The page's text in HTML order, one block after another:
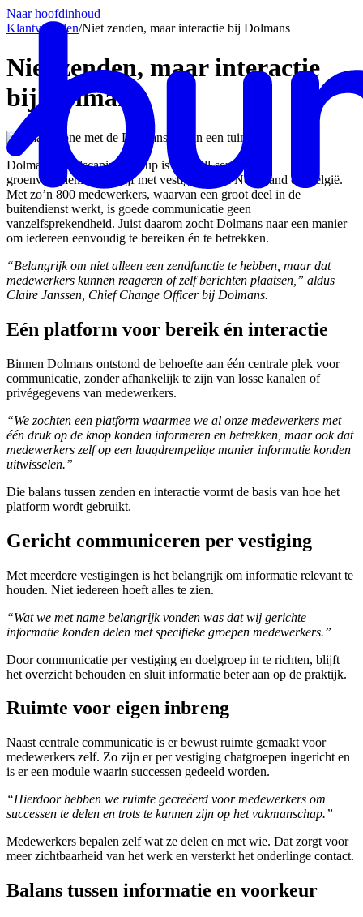
Naar hoofdinhoud
Klantverhalen/Niet zenden, maar interactie bij Dolmans
Niet zenden, maar interactie
bij Dolmans
Dolmans Landscaping Group is een full-service
groenvoorzieningsbedrijf met vestigingen in Nederland en België.
Met zo’n 800 medewerkers, waarvan een groot deel in de
buitendienst werkt, is goede communicatie geen
vanzelfsprekendheid. Juist daarom zocht Dolmans naar een manier
om iedereen eenvoudig te bereiken én te betrekken.
“Belangrijk om niet alleen een zendfunctie te hebben, maar dat
medewerkers kunnen reageren of zelf berichten plaatsen,” aldus
Claire Janssen, Chief Change Officer bij Dolmans.
Eén platform voor bereik én interactie
Binnen Dolmans ontstond de behoefte aan één centrale plek voor
communicatie, zonder afhankelijk te zijn van losse kanalen of
privégegevens van medewerkers.
“We zochten een platform waarmee we al onze medewerkers met
één druk op de knop konden informeren en betrekken, maar ook dat
medewerkers zelf op een laagdrempelige manier informatie konden
uitwisselen.”
Die balans tussen zenden en interactie vormt de basis van hoe het
platform wordt gebruikt.
Gericht communiceren per vestiging
Met meerdere vestigingen is het belangrijk om informatie relevant te
houden. Niet iedereen hoeft alles te zien.
“Wat we met name belangrijk vonden was dat wij gerichte
informatie konden delen met specifieke groepen medewerkers.”
Door communicatie per vestiging en doelgroep in te richten, blijft
het overzicht behouden en sluit informatie beter aan op de praktijk.
Ruimte voor eigen inbreng
Naast centrale communicatie is er bewust ruimte gemaakt voor
medewerkers zelf. Zo zijn er per vestiging chatgroepen ingericht en
is er een module waarin successen gedeeld worden.
“Hierdoor hebben we ruimte gecreëerd voor medewerkers om
successen te delen en trots te kunnen zijn op het vakmanschap.”
Medewerkers bepalen zelf wat ze delen en met wie. Dat zorgt voor
meer zichtbaarheid van het werk en versterkt het onderlinge contact.
Balans tussen informatie en voorkeur